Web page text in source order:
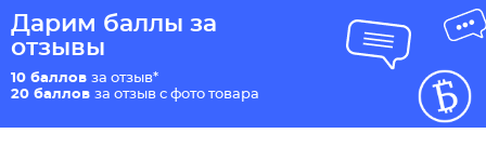
Дарим баллы за
отзывы
10 баллов за отзыв*
20 баллов за отзыв с фото товара